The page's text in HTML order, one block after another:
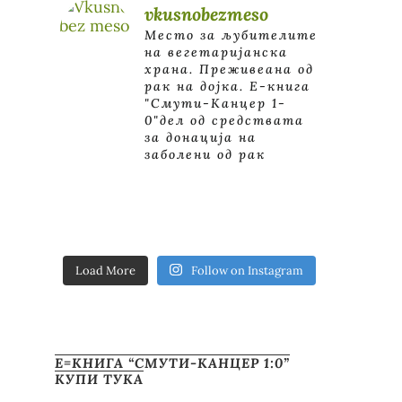
vkusnobezmeso
Место за љубителите
на вегетаријанска
храна. Преживеана од
рак на дојка. E-книга
"Смути-Канцер 1-
0"дел од средствата
за донација на
заболени од рак
Load More Follow on Instagram
Е=КНИГА “СМУТИ-КАНЦЕР 1:0”
КУПИ ТУКА